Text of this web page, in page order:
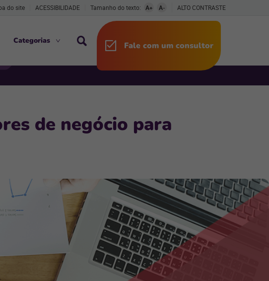
do site ACESSIBILIDADE Tamanho do texto: A+ A- ALTO CONTRASTE
Categorias Fale com um consultor
de negócio para